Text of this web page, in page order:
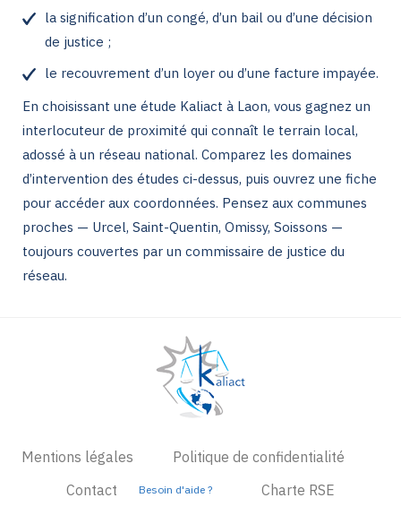
la signification d’un congé, d’un bail ou d’une décision
de justice ;
le recouvrement d’un loyer ou d’une facture impayée.
En choisissant une étude Kaliact à Laon, vous gagnez un
interlocuteur de proximité qui connaît le terrain local,
adossé à un réseau national. Comparez les domaines
d’intervention des études ci-dessus, puis ouvrez une fiche
pour accéder aux coordonnées. Pensez aux communes
proches — Urcel, Saint-Quentin, Omissy, Soissons —
toujours couvertes par un commissaire de justice du
réseau.
Mentions légales
Politique de confidentialité
Contact
Besoin d'aide ? Charte RSE